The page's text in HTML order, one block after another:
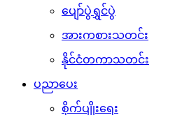
ပျော်ပွဲရွှင်ပွဲ
အားကစားသတင်း
နိုင်ငံတကာသတင်း
ပညာပေး
စိုက်ပျိုးရေး